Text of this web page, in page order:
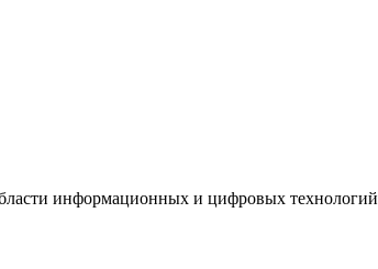
информационных и цифровых технологий